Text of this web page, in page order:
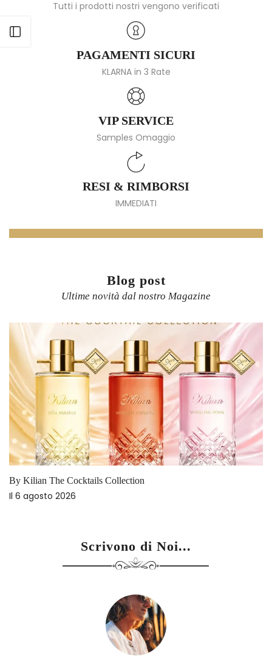
Tutti i prodotti nostri vengono verificati
PAGAMENTI SICURI
KLARNA in 3 Rate
VIP SERVICE
Samples Omaggio
RESI & RIMBORSI
IMMEDIATI
Blog post
Ultime novità dal nostro Magazine
By Kilian The Cocktails Collection
Il 6 agosto 2026
Scrivono di Noi...